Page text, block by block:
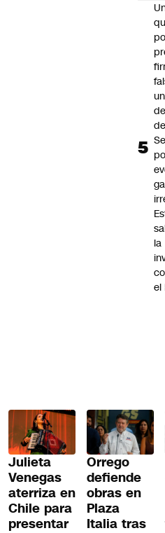
la
el
Julieta
Venegas
aterriza en
Chile para
presentar
Orrego
defiende
obras en
Plaza
Italia tras